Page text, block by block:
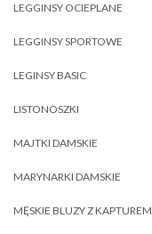
LEGGINSY OCIEPLANE
LEGGINSY SPORTOWE
LEGINSY BASIC
LISTONOSZKI
MAJTKI DAMSKIE
MARYNARKI DAMSKIE
MĘSKIE BLUZY Z KAPTUREM